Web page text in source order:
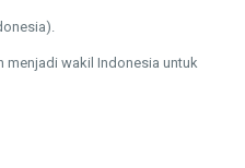
menjadi wakil Indonesia untuk